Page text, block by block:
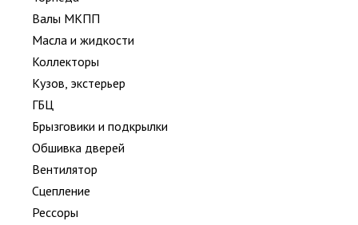
Валы МКПП
Масла и жидкости
Коллекторы
Кузов, экстерьер
ГБЦ
Брызговики и подкрылки
Обшивка дверей
Вентилятор
Сцепление
Рессоры